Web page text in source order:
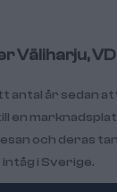
Väliharju, VD
antal år sedan
en
och deras
intåg i Sverige.